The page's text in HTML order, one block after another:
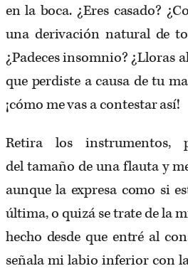
en la boca. ¿Eres casado?
una derivación natural de
¿Padeces insomnio? ¿Lloras
que perdiste a causa de tu
¡cómo me vas a contestar así!
Retira los instrumentos,
del tamaño de una flauta y
aunque la expresa como si
última, o quizá se trate de la
hecho desde que entré al
señala mi labio inferior con